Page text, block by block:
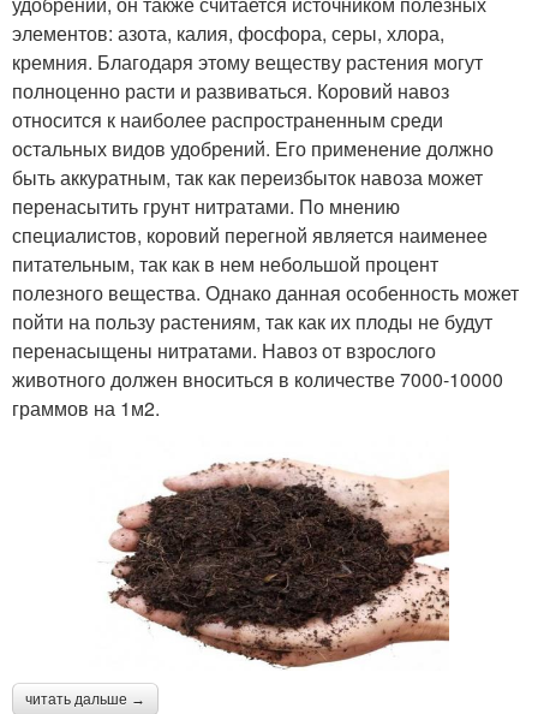
элементов: азота, калия, фосфора, серы, хлора,
кремния. Благодаря этому веществу растения могут
полноценно расти и развиваться. Коровий навоз
относится к наиболее распространенным среди
остальных видов удобрений. Его применение должно
быть аккуратным, так как переизбыток навоза может
перенасытить грунт нитратами. По мнению
специалистов, коровий перегной является наименее
питательным, так как в нем небольшой процент
полезного вещества. Однако данная особенность может
пойти на пользу растениям, так как их плоды не будут
перенасыщены нитратами. Навоз от взрослого
животного должен вноситься в количестве 7000-10000
граммов на 1м2.
читать дальше →